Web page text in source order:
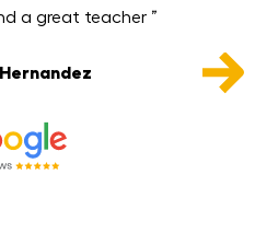
a great teacher ”